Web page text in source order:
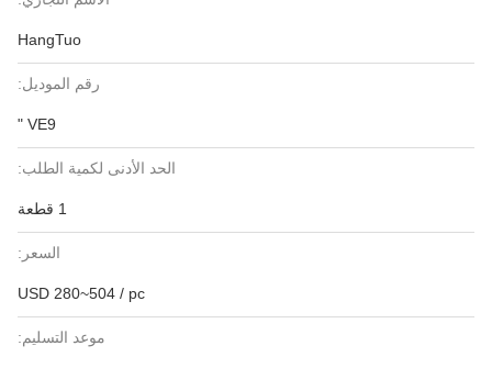
HangTuo
رقم الموديل:
VE9 "
الحد الأدنى لكمية الطلب:
السعر:
USD 280~504 / pc
موعد التسليم: